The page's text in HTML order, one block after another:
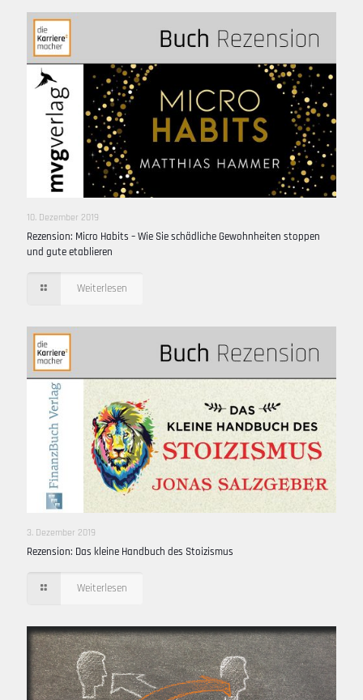
10. Dezember 2019
Rezension: Micro Habits – Wie Sie schädliche Gewohnheiten stoppen
und gute etablieren
Weiterlesen
3. Dezember 2019
Rezension: Das kleine Handbuch des Stoizismus
Weiterlesen